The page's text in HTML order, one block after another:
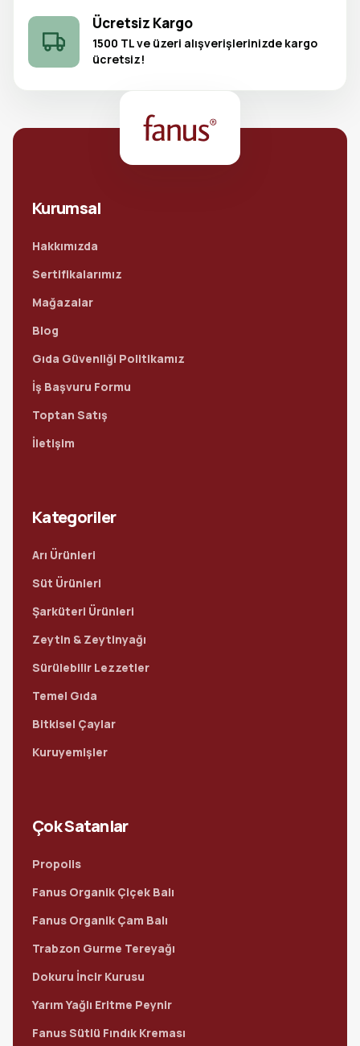
Ücretsiz Kargo
1500 TL ve üzeri alışverişlerinizde kargo
ücretsiz!
Kurumsal
Hakkımızda
Sertifikalarımız
Mağazalar
Blog
Gıda Güvenliği Politikamız
İş Başvuru Formu
Toptan Satış
İletişim
Kategoriler
Arı Ürünleri
Süt Ürünleri
Şarküteri Ürünleri
Zeytin & Zeytinyağı
Sürülebilir Lezzetler
Temel Gıda
Bitkisel Çaylar
Kuruyemişler
Çok Satanlar
Propolis
Fanus Organik Çiçek Balı
Fanus Organik Çam Balı
Trabzon Gurme Tereyağı
Dokuru İncir Kurusu
Yarım Yağlı Eritme Peynir
Fanus Sütlü Fındık Kreması